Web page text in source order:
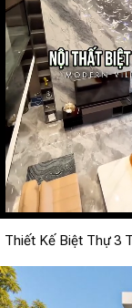
Thiết Kế Biệt Thự 3